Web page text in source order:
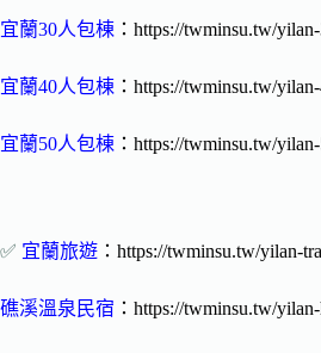
宜蘭30人包棟 ：https://twminsu.tw/
宜蘭40人包棟 ：https://twminsu.tw/
宜蘭50人包棟 ：https://twminsu.tw/
✅ 宜蘭旅遊 ：https://twminsu.tw/yilan-
礁溪溫泉民宿 ：https://twminsu.tw/